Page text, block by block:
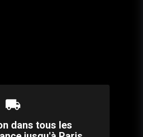
local_shipping
dans tous les